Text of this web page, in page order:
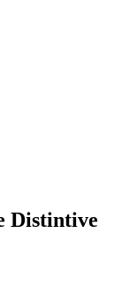
Distintive